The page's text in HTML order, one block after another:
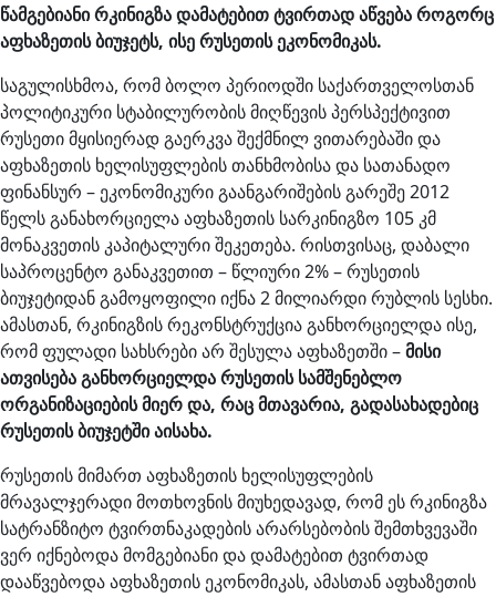
წამგებიანი რკინიგზა დამატებით ტვირთად აწვება როგორც
აფხაზეთის ბიუჯეტს, ისე რუსეთის ეკონომიკას.
საგულისხმოა, რომ ბოლო პერიოდში საქართველოსთან
პოლიტიკური სტაბილურობის მიღწევის პერსპექტივით
რუსეთი მყისიერად გაერკვა შექმნილ ვითარებაში და
აფხაზეთის ხელისუფლების თანხმობისა და სათანადო
ფინანსურ – ეკონომიკური გაანგარიშების გარეშე 2012
წელს განახორციელა აფხაზეთის სარკინიგზო 105 კმ
მონაკვეთის კაპიტალური შეკეთება. რისთვისაც, დაბალი
საპროცენტო განაკვეთით – წლიური 2% – რუსეთის
ბიუჯეტიდან გამოყოფილი იქნა 2 მილიარდი რუბლის სესხი.
ამასთან, რკინიგზის რეკონსტრუქცია განხორციელდა ისე,
რომ ფულადი სახსრები არ შესულა აფხაზეთში –მისი
ათვისება განხორციელდა რუსეთის სამშენებლო
ორგანიზაციების მიერ და, რაც მთავარია, გადასახადებიც
რუსეთის ბიუჯეტში აისახა.
რუსეთის მიმართ აფხაზეთის ხელისუფლების
მრავალჯერადი მოთხოვნის მიუხედავად, რომ ეს რკინიგზა
სატრანზიტო ტვირთნაკადების არარსებობის შემთხვევაში
ვერ იქნებოდა მომგებიანი და დამატებით ტვირთად
დააწვებოდა აფხაზეთის ეკონომიკას, ამასთან აფხაზეთის